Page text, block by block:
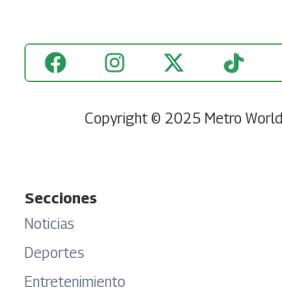
Copyright © 2025 Metro
Secciones
Noticias
Deportes
Entretenimiento